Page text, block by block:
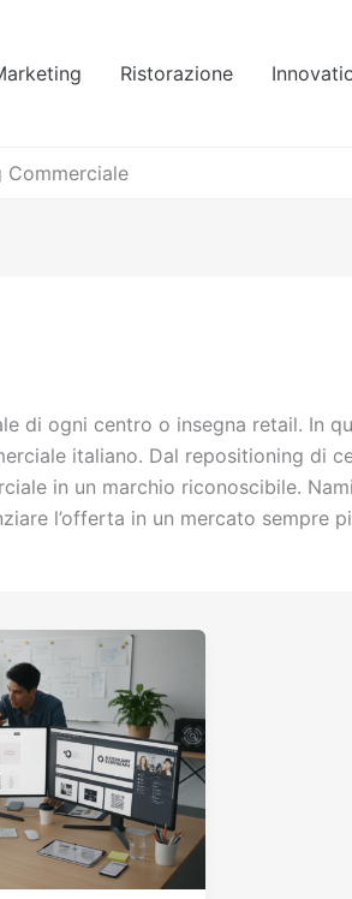
Ristorazione
Commerciale
di ogni centro o insegna retail. In
italiano. Dal repositioning di
in un marchio riconoscibile.
l’offerta in un mercato sempre